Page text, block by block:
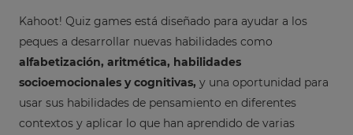
Kahoot! Quiz games está diseñado para ayudar a los
peques a desarrollar nuevas habilidades como
alfabetización, aritmética, habilidades
socioemocionales y cognitivas, y una oportunidad para
usar sus habilidades de pensamiento en diferentes
contextos y aplicar lo que han aprendido de varias